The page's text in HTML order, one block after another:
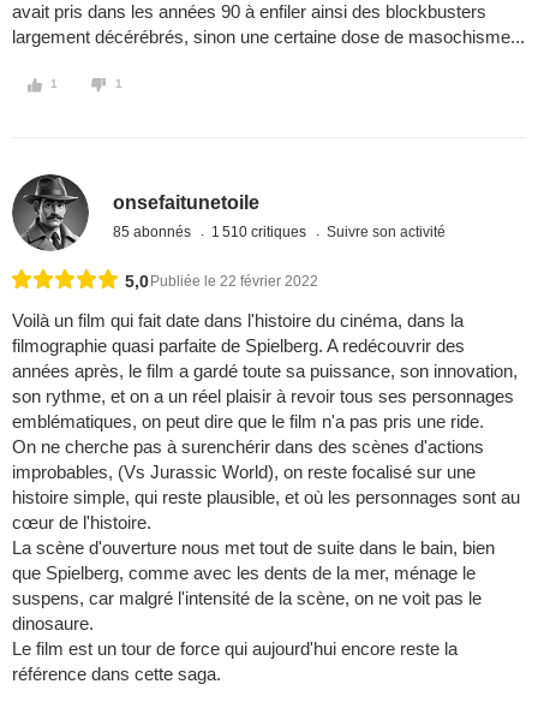
avait pris dans les années 90 à enfiler ainsi des blockbusters
largement décérébrés, sinon une certaine dose de masochisme...
1 1
onsefaitunetoile
85 abonnés 1 510 critiques Suivre son activité
5,0 Publiée le 22 février 2022
Voilà un film qui fait date dans l'histoire du cinéma, dans la
filmographie quasi parfaite de Spielberg. A redécouvrir des
années après, le film a gardé toute sa puissance, son innovation,
son rythme, et on a un réel plaisir à revoir tous ses personnages
emblématiques, on peut dire que le film n'a pas pris une ride.
On ne cherche pas à surenchérir dans des scènes d'actions
improbables, (Vs Jurassic World), on reste focalisé sur une
histoire simple, qui reste plausible, et où les personnages sont au
cœur de l'histoire.
La scène d'ouverture nous met tout de suite dans le bain, bien
que Spielberg, comme avec les dents de la mer, ménage le
suspens, car malgré l'intensité de la scène, on ne voit pas le
dinosaure.
Le film est un tour de force qui aujourd'hui encore reste la
référence dans cette saga.